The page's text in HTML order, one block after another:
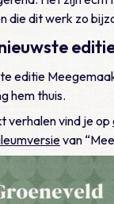
die dit werk zo
editie
hem thuis.
verhalen vind je op
van